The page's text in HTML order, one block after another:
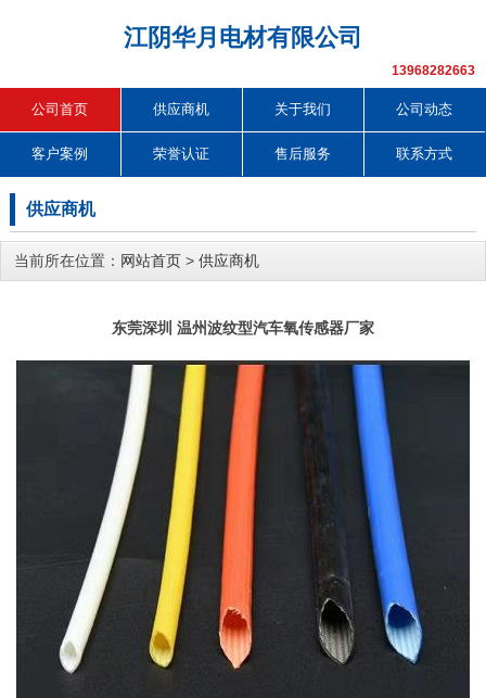
江阴华月电材有限公司
13968282663
公司首页 供应商机 关于我们 公司动态
客户案例 荣誉认证 售后服务 联系方式
供应商机
当前所在位置： 网站首页 > 供应商机
东莞深圳 温州波纹型汽车氧传感器厂家